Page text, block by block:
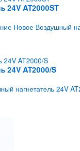
24V AT2000ST
Новое Воздушный
24V AT2000/S
нагнетатель 24V